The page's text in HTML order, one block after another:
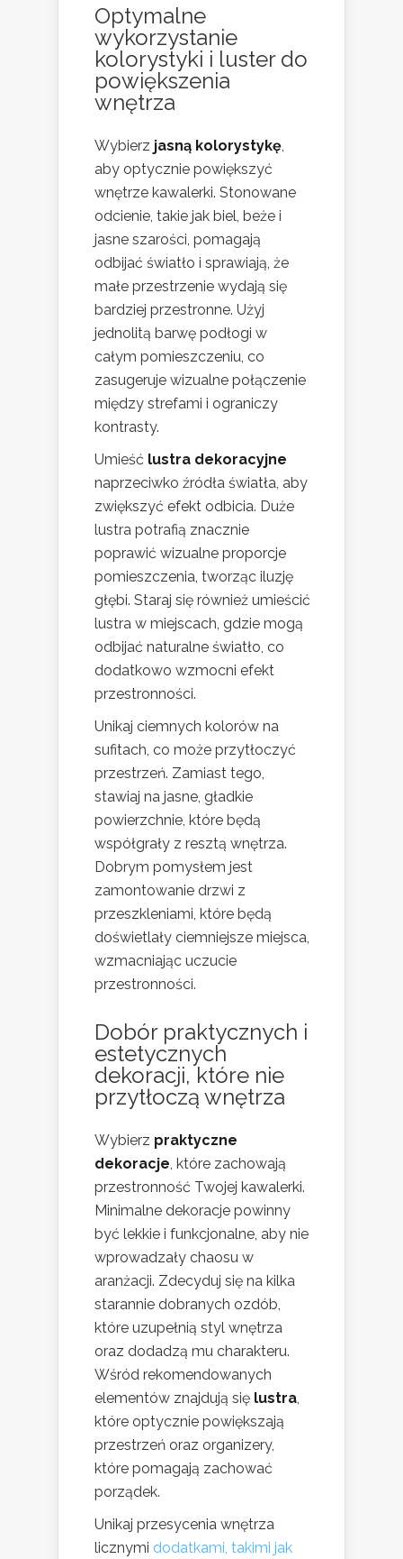
Optymalne
wykorzystanie
kolorystyki i luster do
powiększenia
wnętrza
Wybierz jasną kolorystykę,
aby optycznie powiększyć
wnętrze kawalerki. Stonowane
odcienie, takie jak biel, beże i
jasne szarości, pomagają
odbijać światło i sprawiają, że
małe przestrzenie wydają się
bardziej przestronne. Użyj
jednolitą barwę podłogi w
całym pomieszczeniu, co
zasugeruje wizualne połączenie
między strefami i ograniczy
kontrasty.
Umieść lustra dekoracyjne
naprzeciwko źródła światła, aby
zwiększyć efekt odbicia. Duże
lustra potrafią znacznie
poprawić wizualne proporcje
pomieszczenia, tworząc iluzję
głębi. Staraj się również umieścić
lustra w miejscach, gdzie mogą
odbijać naturalne światło, co
dodatkowo wzmocni efekt
przestronności.
Unikaj ciemnych kolorów na
sufitach, co może przytłoczyć
przestrzeń. Zamiast tego,
stawiaj na jasne, gładkie
powierzchnie, które będą
współgrały z resztą wnętrza.
Dobrym pomysłem jest
zamontowanie drzwi z
przeszkleniami, które będą
doświetlały ciemniejsze miejsca,
wzmacniając uczucie
przestronności.
Dobór praktycznych i
estetycznych
dekoracji, które nie
przytłoczą wnętrza
Wybierz praktyczne
dekoracje, które zachowają
przestronność Twojej kawalerki.
Minimalne dekoracje powinny
być lekkie i funkcjonalne, aby nie
wprowadzały chaosu w
aranżacji. Zdecyduj się na kilka
starannie dobranych ozdób,
które uzupełnią styl wnętrza
oraz dodadzą mu charakteru.
Wśród rekomendowanych
elementów znajdują się lustra,
które optycznie powiększają
przestrzeń oraz organizery,
które pomagają zachować
porządek.
Unikaj przesycenia wnętrza
licznymi dodatkami, takimi jak